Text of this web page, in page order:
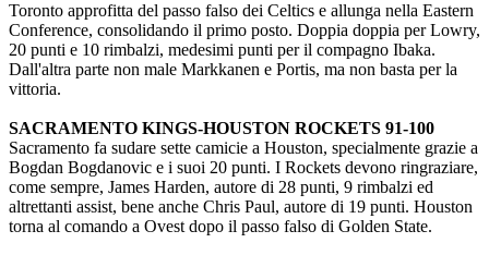
Toronto approfitta del passo falso dei Celtics e allunga nella Eastern
Conference, consolidando il primo posto. Doppia doppia per Lowry,
20 punti e 10 rimbalzi, medesimi punti per il compagno Ibaka.
Dall'altra parte non male Markkanen e Portis, ma non basta per la
vittoria.
SACRAMENTO KINGS-HOUSTON ROCKETS 91-100
Sacramento fa sudare sette camicie a Houston, specialmente grazie a
Bogdan Bogdanovic e i suoi 20 punti. I Rockets devono ringraziare,
come sempre, James Harden, autore di 28 punti, 9 rimbalzi ed
altrettanti assist, bene anche Chris Paul, autore di 19 punti. Houston
torna al comando a Ovest dopo il passo falso di Golden State.